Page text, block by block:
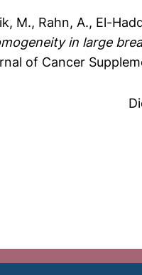
M., Rahn, A., El-
in large
of Cancer